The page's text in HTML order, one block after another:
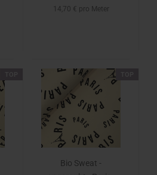
14,70 € pro Meter
Bio Sweat -